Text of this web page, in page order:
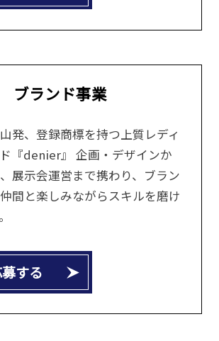
ブランド事業
発、登録商標を持つ上質レディ
『denier』 企画・デザインか
展示会運営まで携わり、ブラン
間と楽しみながらスキルを磨け
する